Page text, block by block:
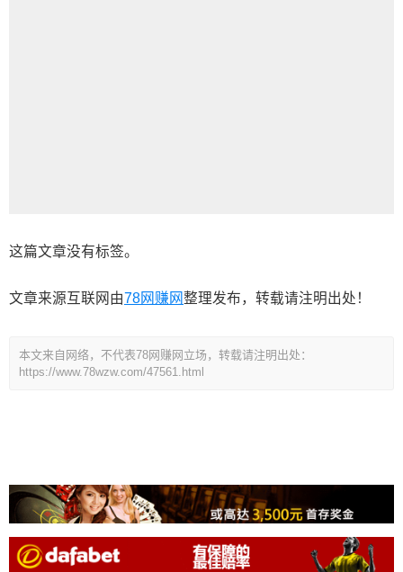
这篇文章没有标签。
文章来源互联网由78网赚网整理发布，转载请注明出处！
本文来自网络，不代表78网赚网立场，转载请注明出处：
https://www.78wzw.com/47561.html